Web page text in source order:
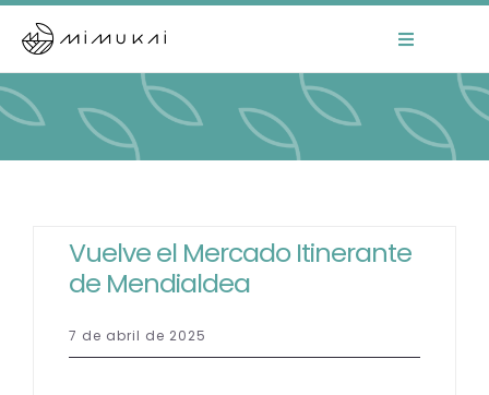
content
Toggle
Navigation
Home
El CentroVuelve el Mercado Itinerante
de Mendialdea
7 de abril de 2025